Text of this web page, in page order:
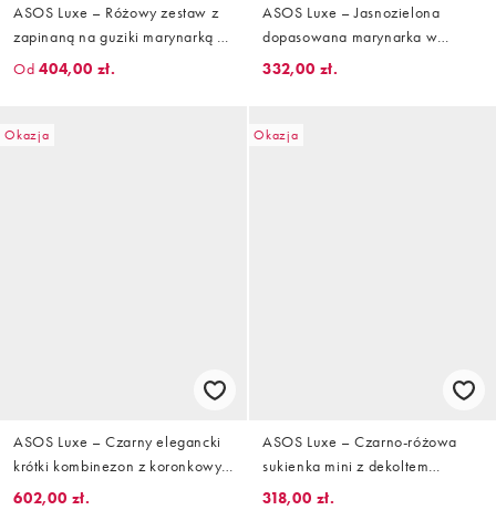
ASOS Luxe – Różowy zestaw z
zapinaną na guziki marynarką z
kołnierzem i paskiem i spodniami
Od 404,00 zł.
ASOS Luxe – Jasnozielona
dopasowana marynarka w
rozmyty kwiatowy wzór, część
332,00 zł.
Okazja
ASOS Luxe – Czarny elegancki
krótki kombinezon z koronkowym
wykończeniem
602,00 zł.
Okazja
ASOS Luxe – Czarno-różowa
sukienka mini z dekoltem
bandeau i bukiecikami
318,00 zł.